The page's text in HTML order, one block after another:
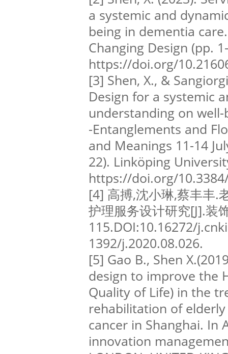
a systemic and
being in dementia
Changing Design (pp.
https://doi.org/
[3] Shen, X., &
Design for a systemic
understanding on well-
-Entanglements and
and Meanings 11-14
22). Linköping
https://doi.org/
[4] 高搏,沈小琳,蔡丰丰.
护理服务设计研究[J].装
115.DOI:10.16272/
1392/j.2020.08.026.
[5] Gao B., Shen
design to improve the
Quality of Life) in the
rehabilitation of
cancer in Shanghai. In
innovation